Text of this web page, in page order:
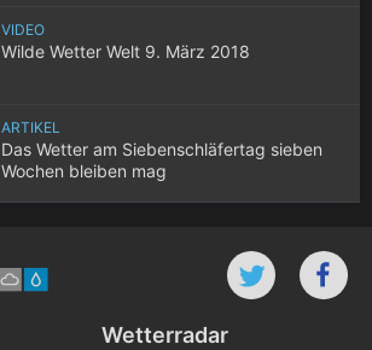
VIDEO
Wilde Wetter Welt 9. März 2018
ARTIKEL
Das Wetter am Siebenschläfertag sieben
Wochen bleiben mag
Wetterradar